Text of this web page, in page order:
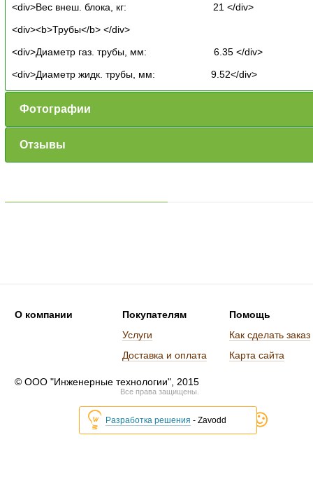
<div>Вес внеш. блока, кг: 21 </div>
<div><b>Трубы</b> </div>
<div>Диаметр газ. трубы, мм: 6.35 </div>
<div>Диаметр жидк. трубы, мм: 9.52</div>
Фотографии
Отзывы
О компании
Покупателям
Услуги
Доставка и оплата
Помощь
Как сделать заказ
Карта сайта
© ООО "Инженерные технологии", 2015
Все права защищены.
Разработка решения - Zavodd